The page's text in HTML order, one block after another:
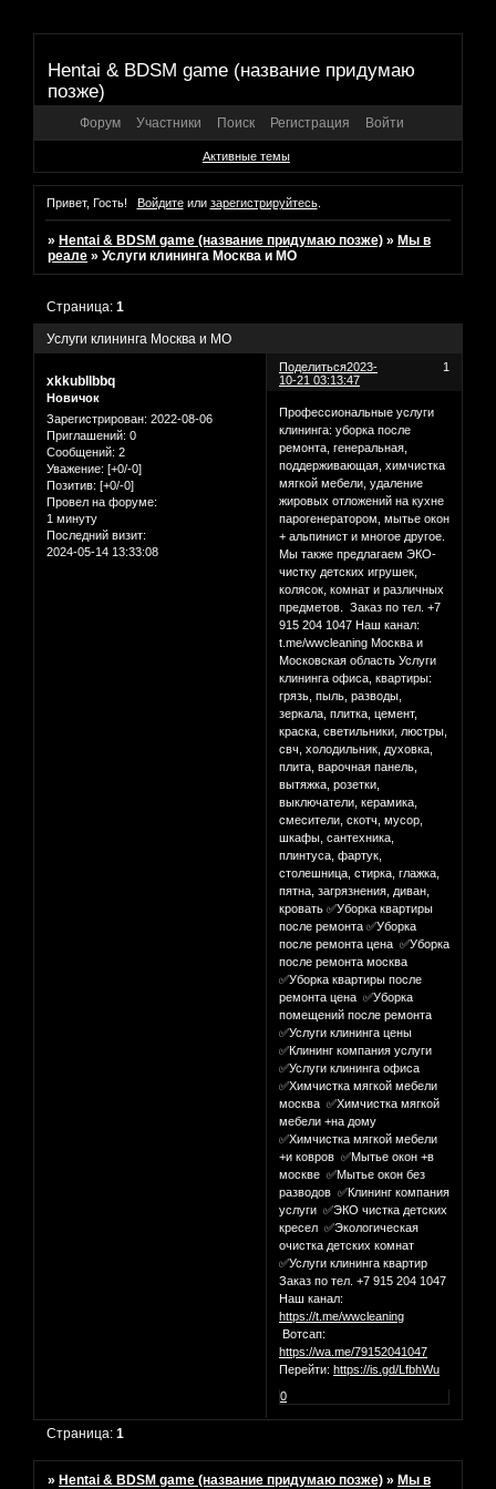
Hentai & BDSM game (название придумаю
позже)
Форум Участники Поиск Регистрация Войти
Активные темы
Привет, Гость! Войдитеили зарегистрируйтесь.
»Hentai & BDSM game (название придумаю позже) »Мы в
реале »Услуги клининга Москва и МО
Услуги клининга Москва и МО
Страница:1
Поделиться 1
2023-
10-21 03:13:47
xkkubllbbq
Новичок
Зарегистрирован: 2022-08-06
Приглашений: 0
Сообщений: 2
Уважение: [+0/-0]
Позитив: [+0/-0]
Провел на форуме:
1 минуту
Последний визит:
2024-05-14 13:33:08
Профессиональные услуги
клининга: уборка после
ремонта, генеральная,
поддерживающая, химчистка
мягкой мебели, удаление
жировых отложений на кухне
парогенератором, мытье окон
+ альпинист и многое другое.
Мы также предлагаем ЭКО-
чистку детских игрушек,
колясок, комнат и различных
предметов. Заказ по тел. +7
915 204 1047 Наш канал:
t.me/wwcleaning Москва и
Московская область Услуги
клининга офиса, квартиры:
грязь, пыль, разводы,
зеркала, плитка, цемент,
краска, светильники, люстры,
свч, холодильник, духовка,
плита, варочная панель,
вытяжка, розетки,
выключатели, керамика,
смесители, скотч, мусор,
шкафы, сантехника,
плинтуса, фартук,
столешница, стирка, глажка,
пятна, загрязнения, диван,
кровать ✅Уборка квартиры
после ремонта ✅Уборка
после ремонта цена ✅Уборка
после ремонта москва
✅Уборка квартиры после
ремонта цена ✅Уборка
помещений после ремонта
✅Услуги клининга цены
✅Клининг компания услуги
✅Услуги клининга офиса
✅Химчистка мягкой мебели
москва ✅Химчистка мягкой
мебели +на дому
✅Химчистка мягкой мебели
+и ковров ✅Мытье окон +в
москве ✅Мытье окон без
разводов ✅Клининг компания
услуги ✅ЭКО чистка детских
кресел ✅Экологическая
очистка детских комнат
✅Услуги клининга квартир
Заказ по тел. +7 915 204 1047
Наш канал:
https://t.me/wwcleaning
Вотсап:
https://wa.me/79152041047
Перейти: https://is.gd/LfbhWu
0
Страница:1
»Hentai & BDSM game (название придумаю позже) »Мы в